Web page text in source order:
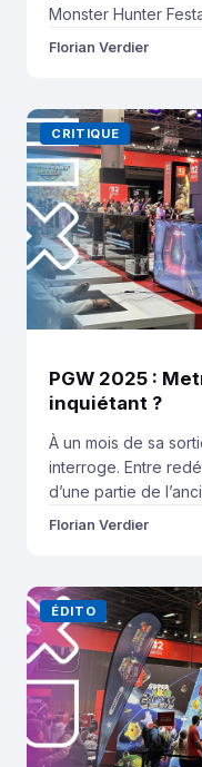
Monster Hunter
d’événements sur
Capcom présentait
Florian Verdier
CRITIQUE
PGW 2025 :
inquiétant ?
À un mois de sa
interroge. Entre
d’une partie de
Prime une licence
pour Metroid Prime
Florian Verdier
ÉDITO